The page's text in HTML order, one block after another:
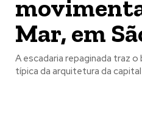
Mar, em
A escadaria repaginada traz
típica da arquitetura da